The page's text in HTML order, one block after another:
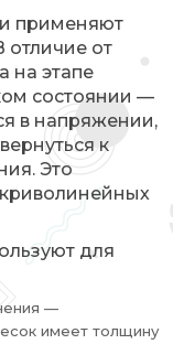
применяют
отличие от
на этапе
состоянии —
в напряжении,
к
Это
для
—
имеет толщину